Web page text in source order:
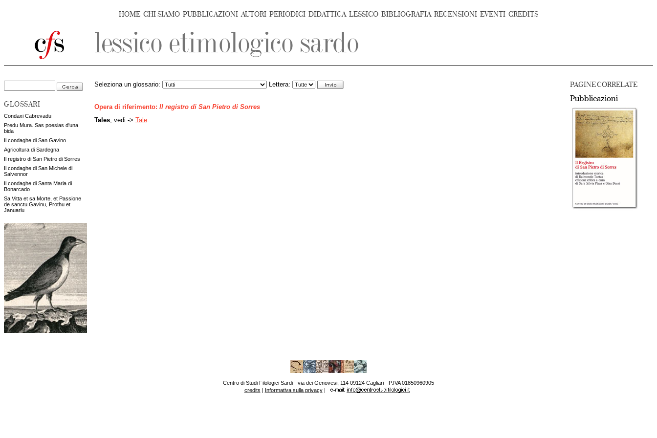
HOME CHI SIAMO PUBBLICAZIONI AUTORI PERIODICI DIDATTICA LESSICO BIBLIOGRAFIA RECENSIONI EVENTI CREDITS
GLOSSARI
Condaxi Cabrevadu
Predu Mura. Sas poesias d'una
bida
Il condaghe di San Gavino
Agricoltura di Sardegna
Il registro di San Pietro di Sorres
Il condaghe di San Michele di
Salvennor
Il condaghe di Santa Maria di
Bonarcado
Sa Vitta et sa Morte, et Passione
de sanctu Gavinu, Prothu et
Januariu
PAGINE CORRELATE
Pubblicazioni
Seleziona un glossario: Lettera:
Opera di riferimento: Il registro di San Pietro di Sorres
Tales , vedi -> Tale
Centro di Studi Filologici Sardi - via dei Genovesi, 114 09124 Cagliari - P.IVA 01850960905
credits | Informativa sulla privacy|